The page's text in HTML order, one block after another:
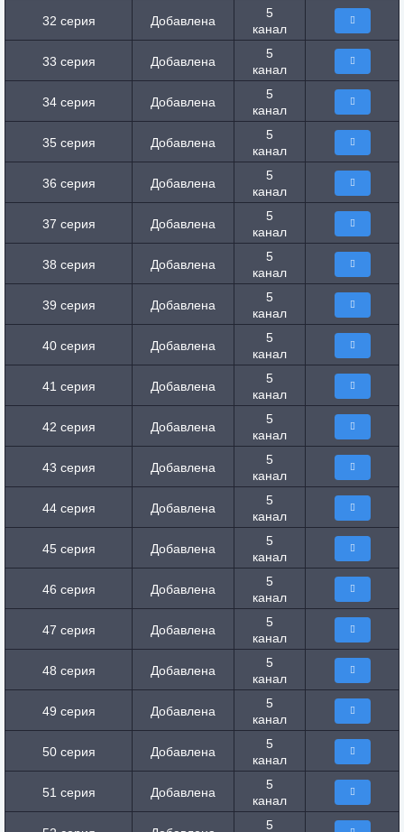
32 серия Добавлена
5
канал
33 серия Добавлена
5
канал
34 серия Добавлена
5
канал
35 серия Добавлена
5
канал
36 серия Добавлена
5
канал
37 серия Добавлена
5
канал
38 серия Добавлена
5
канал
39 серия Добавлена
5
канал
40 серия Добавлена
5
канал
41 серия Добавлена
5
канал
42 серия Добавлена
5
канал
43 серия Добавлена
5
канал
44 серия Добавлена
5
канал
45 серия Добавлена
5
канал
46 серия Добавлена
5
канал
47 серия Добавлена
5
канал
48 серия Добавлена
5
канал
49 серия Добавлена
5
канал
50 серия Добавлена
5
канал
51 серия Добавлена
5
канал
5